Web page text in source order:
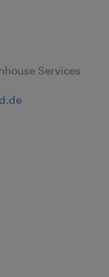
Services